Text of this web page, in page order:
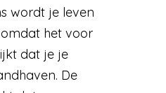
wordt je leven
het voor
dat je je
De